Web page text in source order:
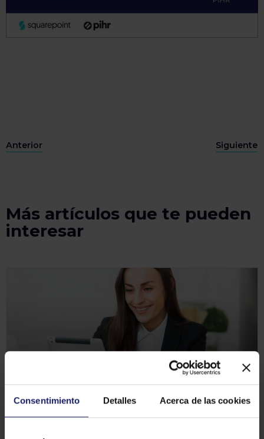
Consentimiento Detalles Acerca de las cookies
Anterior Siguiente
Más artículos que te pueden
interesar